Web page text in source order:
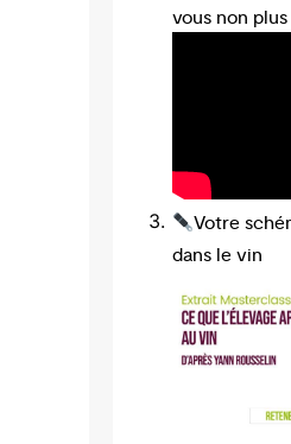
vous non plus
Votre
dans le vin